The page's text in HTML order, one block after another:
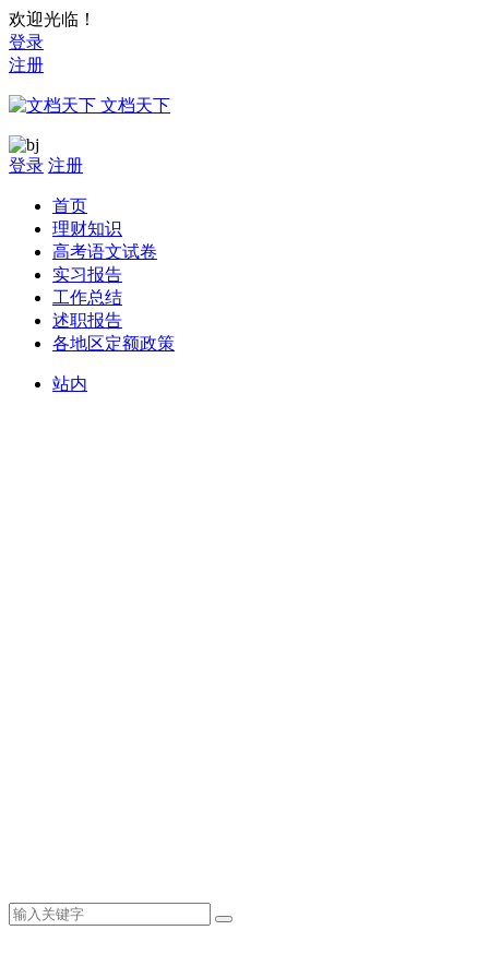
欢迎光临！
登录
注册
文档天下
登录 注册
首页
理财知识
高考语文试卷
实习报告
工作总结
述职报告
各地区定额政策
站内